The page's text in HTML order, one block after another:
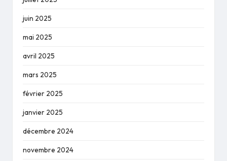
juin 2025
mai 2025
avril 2025
mars 2025
février 2025
janvier 2025
décembre 2024
novembre 2024